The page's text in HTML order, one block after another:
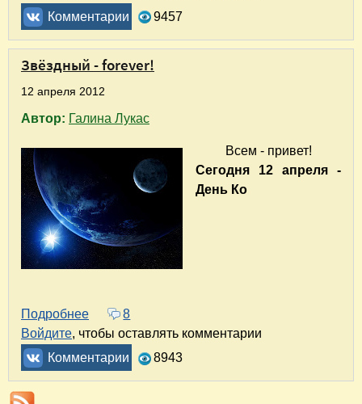
Комментарии
9457
Звёздный - forever!
12 апреля 2012
Автор: Галина Лукас
Всем - привет!
Сегодня 12 апреля -
День Ко
Подробнее о Звёздный - forever!
8
Войдите, чтобы оставлять комментарии
Комментарии
8943